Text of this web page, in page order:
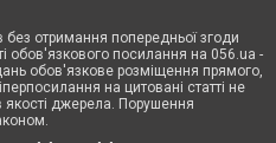
без отримання попередньої згоди
обов'язкового посилання на 056.ua -
обов'язкове розміщення прямого,
на цитовані статті не
якості джерела. Порушення